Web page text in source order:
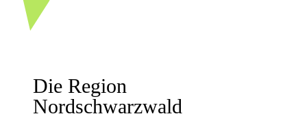
Die Region
Nordschwarzwald